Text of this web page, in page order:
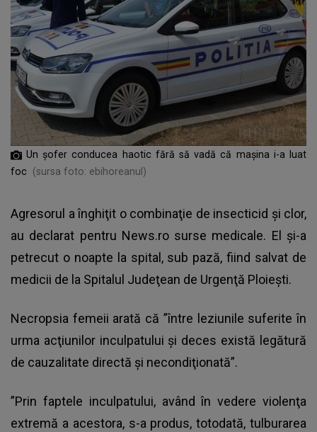
Un șofer conducea haotic fără să vadă că mașina i-a luat
foc
(sursa foto: ebihoreanul)
Agresorul a înghiţit o combinaţie de insecticid şi clor,
au declarat pentru News.ro surse medicale. El şi-a
petrecut o noapte la spital, sub pază, fiind salvat de
medicii de la Spitalul Judeţean de Urgenţă Ploieşti.
Necropsia femeii arată că ”între leziunile suferite în
urma acţiunilor inculpatului şi deces există legătură
de cauzalitate directă şi necondiţionată”.
”Prin faptele inculpatului, având în vedere violenţa
extremă a acestora, s-a produs, totodată, tulburarea